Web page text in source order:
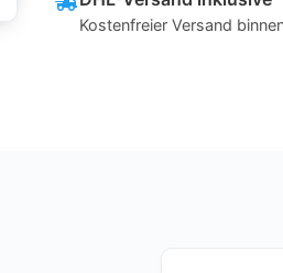
Kostenfreier Versand